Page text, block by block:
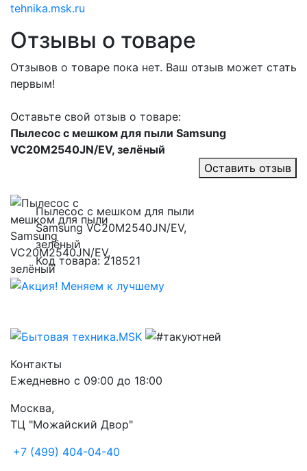
tehnika.msk.ru
Отзывы о товаре
Отзывов о товаре пока нет. Ваш отзыв может стать
первым!
Оставьте свой отзыв о товаре:
Пылесос с мешком для пыли Samsung
VC20M2540JN/EV, зелёный
Оставить отзыв
Пылесос с мешком для пыли
Samsung VC20M2540JN/EV,
зелёный
Код товара: 218521
Контакты
Ежедневно с 09:00 до 18:00
Москва,
ТЦ "Можайский Двор"
+7 (499) 404-04-40